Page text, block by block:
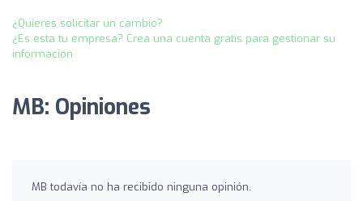
¿Quieres solicitar un cambio?
¿Es esta tu empresa? Crea una cuenta gratis para gestionar su
información
MB: Opiniones
MB todavía no ha recibido ninguna opinión.